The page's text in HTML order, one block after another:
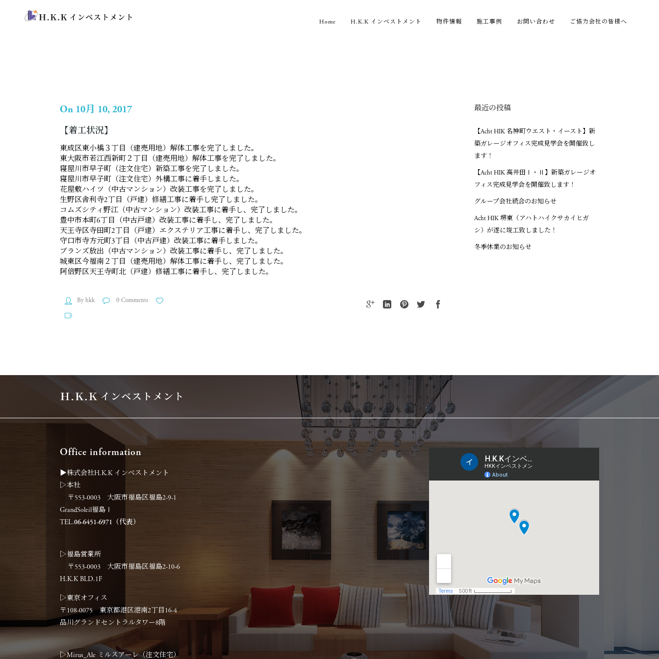
Home H.K.K インベストメント 物件情報 施工事例 お問い合わせ ご協力会社の皆様へ
On 10月 10, 2017
【着工状況】
東成区東小橋３丁目（建売用地）解体工事を完了しました。
東大阪市若江西新町２丁目（建売用地）解体工事を完了しました。
寝屋川市早子町（注文住宅）新築工事を完了しました。
寝屋川市早子町（注文住宅）外構工事に着手しました。
花屋敷ハイツ（中古マンション）改装工事を完了しました。
生野区舎利寺2丁目（戸建）修繕工事に着手し完了しました。
コムズシティ野江（中古マンション）改装工事に着手し、完了しました。
豊中市本町6丁目（中古戸建）改装工事に着手し、完了しました。
天王寺区寺田町2丁目（戸建）エクステリア工事に着手し、完了しました。
守口市寺方元町3丁目（中古戸建）改装工事に着手しました。
ブランズ放出（中古マンション）改装工事に着手し、完了しました。
城東区今福南２丁目（建売用地）解体工事に着手し、完了しました。
阿倍野区天王寺町北（戸建）修繕工事に着手し、完了しました。
By hkk 0 Comments
最近の投稿
【Acht HIK 名神町ウエスト・イースト】新
築ガレージオフィス完成見学会を開催致し
ます！
【Acht HIK 高井田Ⅰ・Ⅱ】新築ガレージオ
フィス完成見学会を開催致します！
グループ会社統合のお知らせ
Acht HIK 堺東（アハトハイクサカイヒガ
シ）が遂に竣工致しました！
冬季休業のお知らせ
Office information
▶︎株式会社H.K.K インベストメント
▷本社
〒553-0003 大阪市福島区福島2-9-1
GrandSoleil福島Ⅰ
TEL.06-6451-6971（代表）
▷福島営業所
〒553-0003 大阪市福島区福島2-10-6
H.K.K BLD.1F
▷東京オフィス
〒108-0075 東京都港区港南2丁目16-4
品川グランドセントラルタワー8階
▷Mirus_Ale ミルスアーレ（注文住宅）